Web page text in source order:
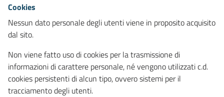
Cookies
Nessun dato personale degli utenti viene in proposito acquisito
dal sito.
Non viene fatto uso di cookies per la trasmissione di
informazioni di carattere personale, né vengono utilizzati c.d.
cookies persistenti di alcun tipo, ovvero sistemi per il
tracciamento degli utenti.